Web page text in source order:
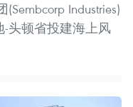
Industries)
头顿省投建海上风